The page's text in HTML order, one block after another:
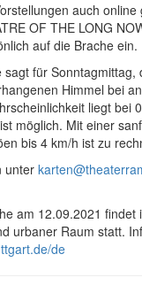
auch
OF THE LONG
auf die Brache ein.
sagt für Sonntagmittag,
Himmel bei
liegt bei
möglich. Mit einer
bis 4 km/h ist zu
unter
am 12.09.2021 findet
urbaner Raum statt.
de